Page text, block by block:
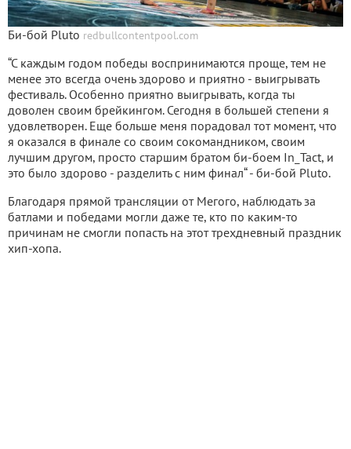
Би-бой Pluto redbullcontentpool.com
“С каждым годом победы воспринимаются проще, тем не
менее это всегда очень здорово и приятно - выигрывать
фестиваль. Особенно приятно выигрывать, когда ты
доволен своим брейкингом. Сегодня в большей степени я
удовлетворен. Еще больше меня порадовал тот момент, что
я оказался в финале со своим сокомандником, своим
лучшим другом, просто старшим братом би-боем In_Tact, и
это было здорово - разделить с ним финал“ - би-бой Pluto.
Благодаря прямой трансляции от Мегого, наблюдать за
батлами и победами могли даже те, кто по каким-то
причинам не смогли попасть на этот трехдневный праздник
хип-хопа.